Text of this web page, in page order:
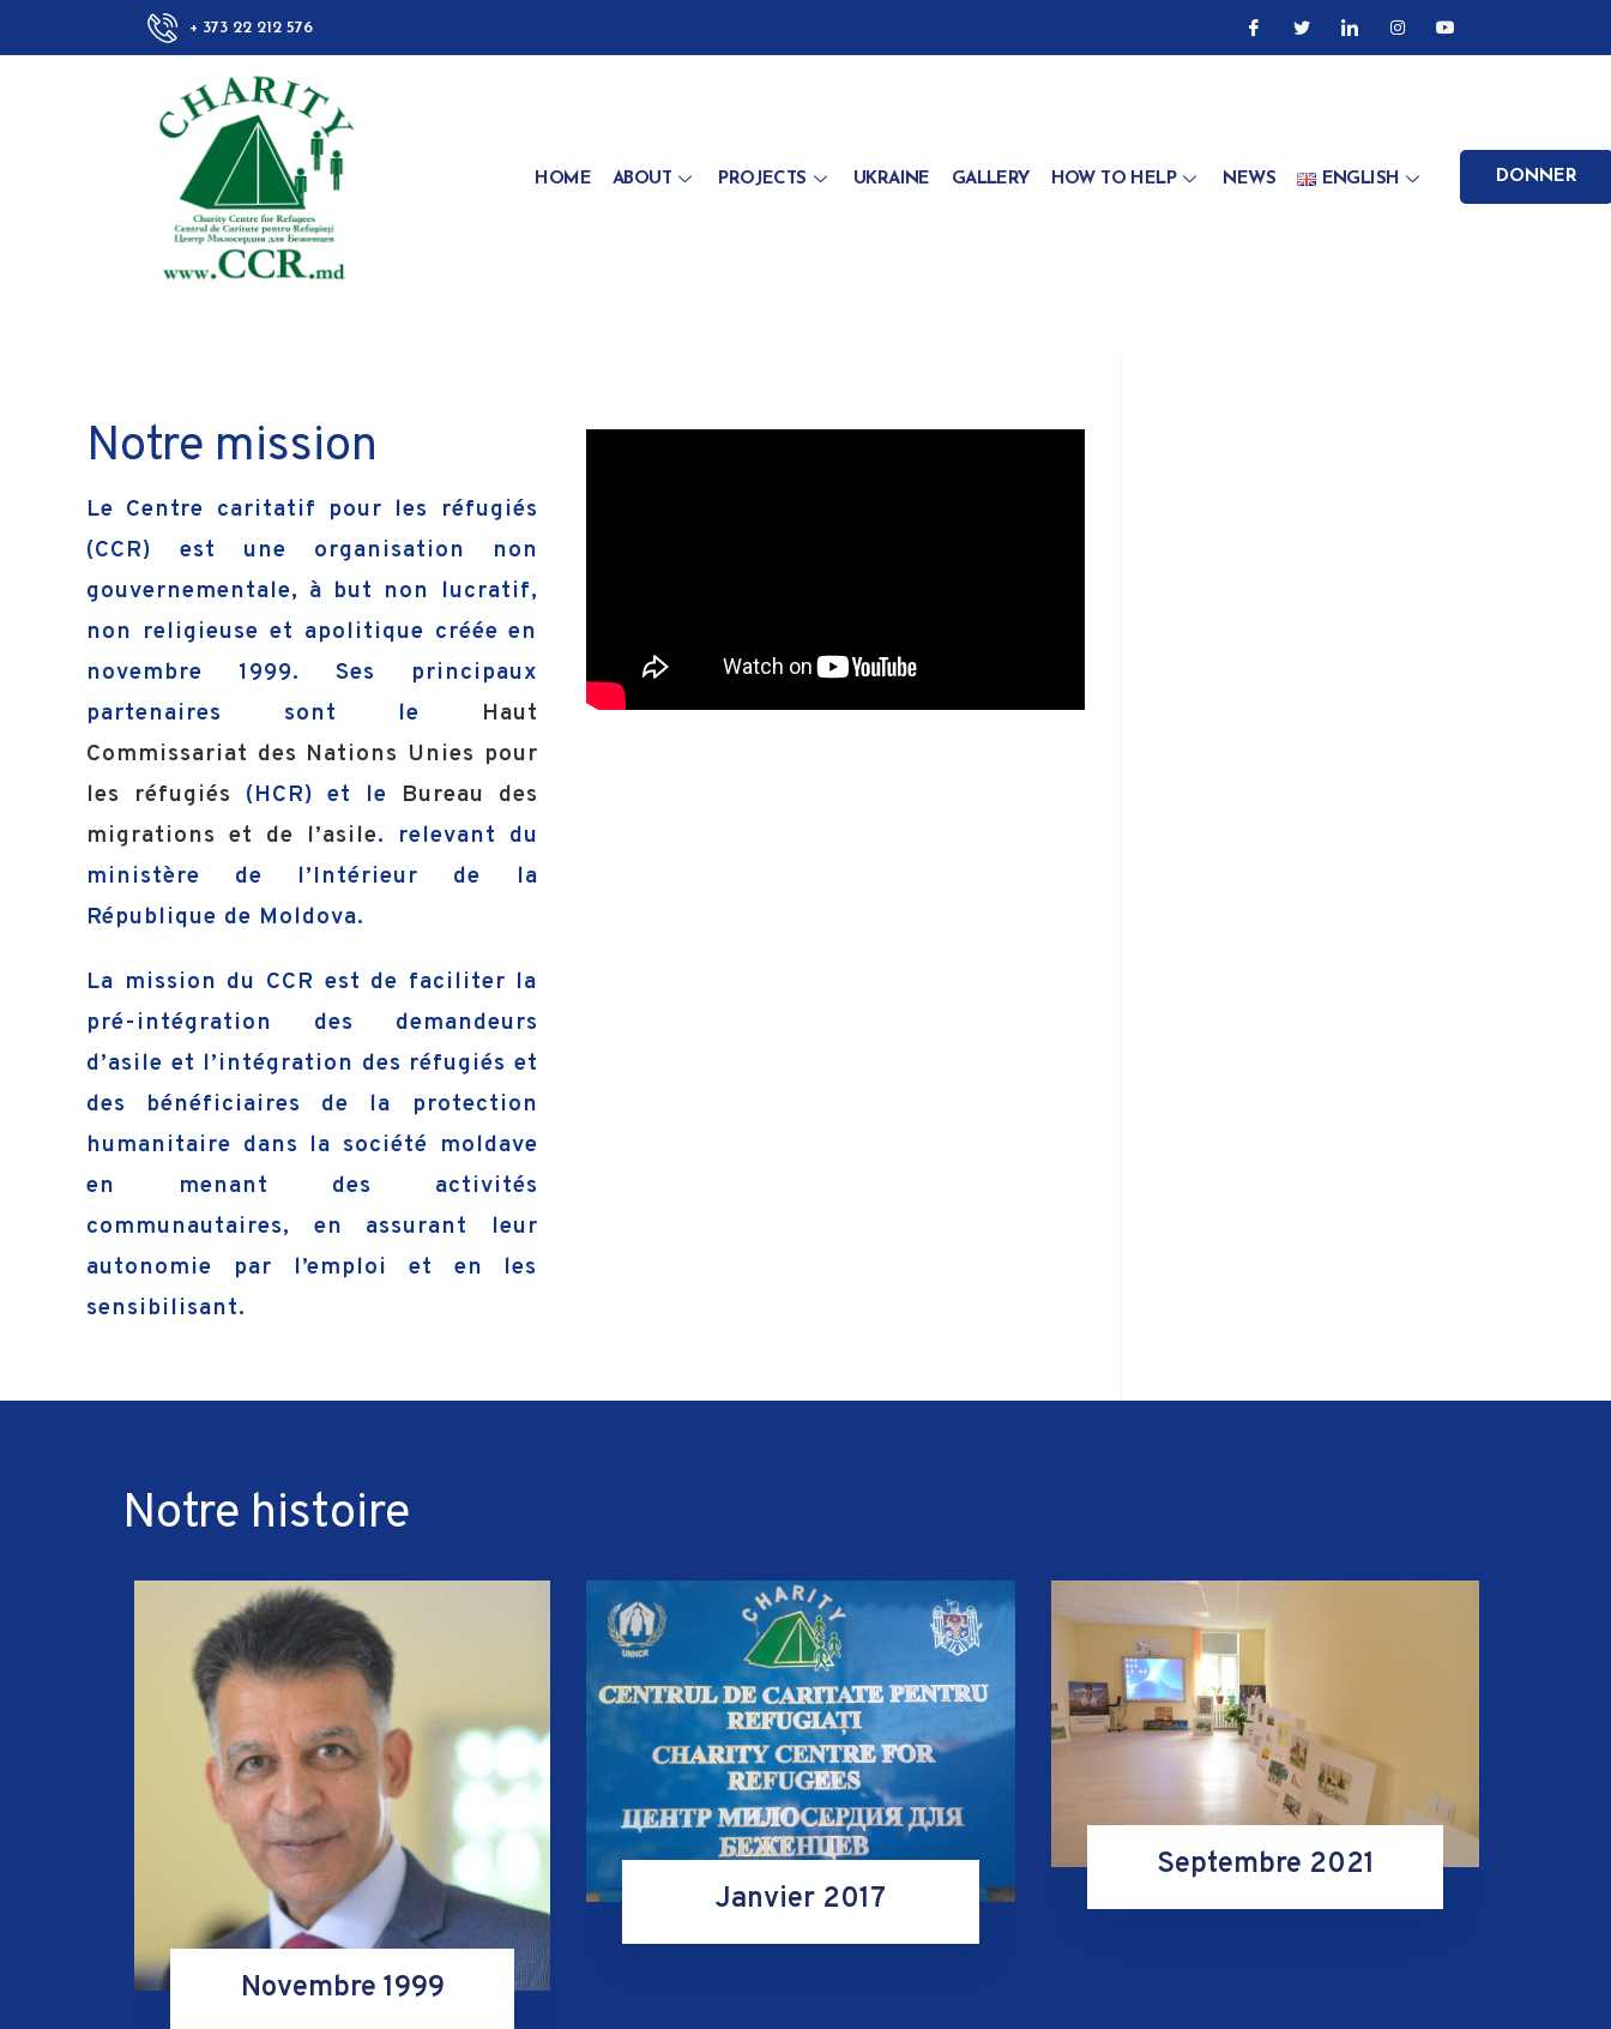
+ 373 22 212 576
HOME ABOUT PROJECTS UKRAINE GALLERY HOW TO HELP NEWS ENGLISH DONNER
Notre mission
Le Centre caritatif pour les réfugiés
(CCR) est une organisation non
gouvernementale, à but non lucratif,
non religieuse et apolitique créée en
novembre 1999. Ses principaux
partenaires sont le
Haut
Commissariat des Nations Unies pour
les réfugiés (HCR) et le Bureau des
migrations et de l’asile. relevant du
ministère de l’Intérieur de la
République de Moldova.
La mission du CCR est de faciliter la
pré-intégration des demandeurs
d’asile et l’intégration des réfugiés et
des bénéficiaires de la protection
humanitaire dans la société moldave
en menant des activités
communautaires, en assurant leur
autonomie par l’emploi et en les
sensibilisant.
Notre histoire
Novembre 1999
Janvier 2017
Septembre 2021